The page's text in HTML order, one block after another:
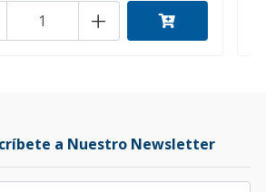
+
a Nuestro Newsletter